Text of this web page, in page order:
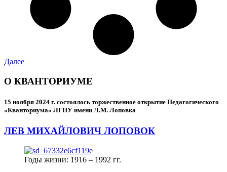
Далее
О КВАНТОРИУМЕ
15 ноября 2024 г. состоялось торжественное открытие Педагогического
«Кванториума» ЛГПУ имени Л.М. Лоповка
ЛЕВ МИХАЙЛОВИЧ ЛОПОВОК
Годы жизни: 1916 – 1992 гг.